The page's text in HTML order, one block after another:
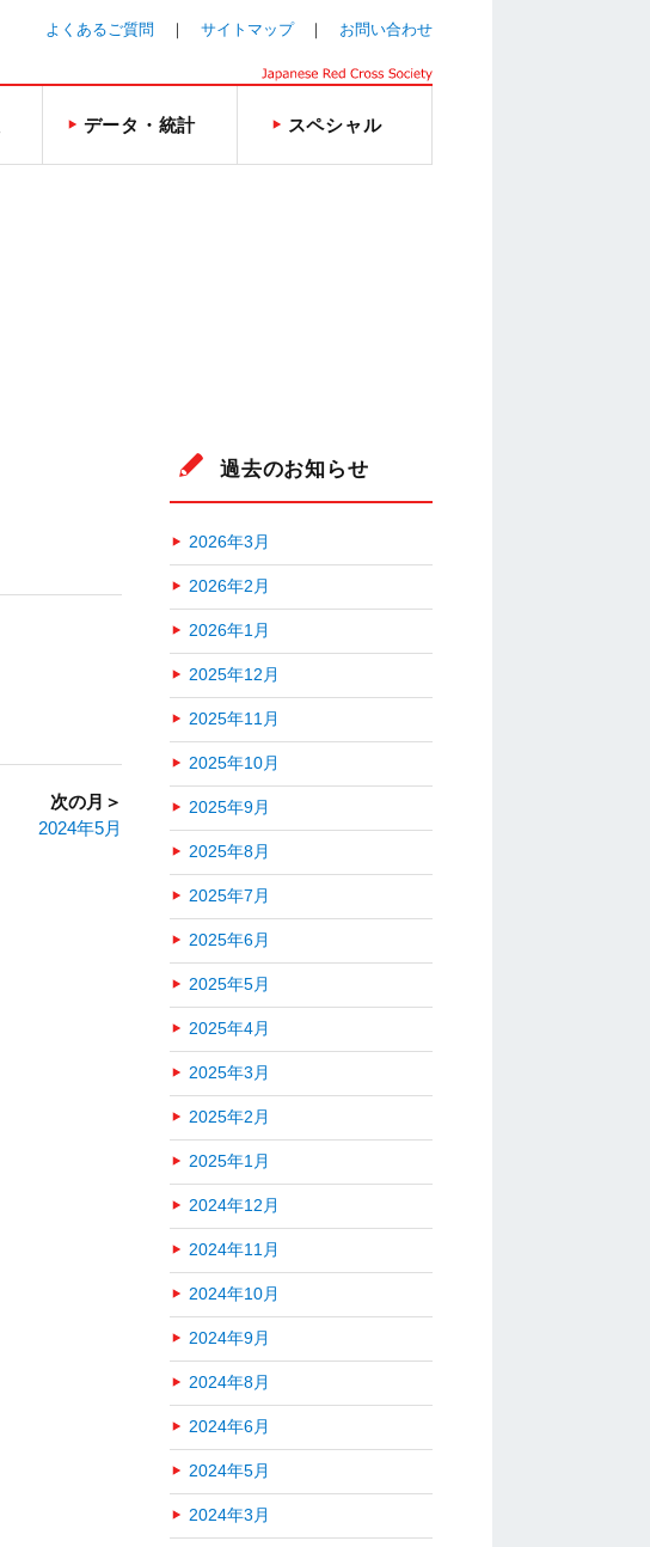
よくあるご質問 サイトマップ お問い合わせ
データ・統計 スペシャル
次の月＞
2024年5月
過去のお知らせ
2026年3月
2026年2月
2026年1月
2025年12月
2025年11月
2025年10月
2025年9月
2025年8月
2025年7月
2025年6月
2025年5月
2025年4月
2025年3月
2025年2月
2025年1月
2024年12月
2024年11月
2024年10月
2024年9月
2024年8月
2024年6月
2024年5月
2024年3月